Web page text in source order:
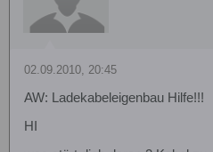
02.09.2010, 20:45
AW: Ladekabeleigenbau Hilfe!!!
HI